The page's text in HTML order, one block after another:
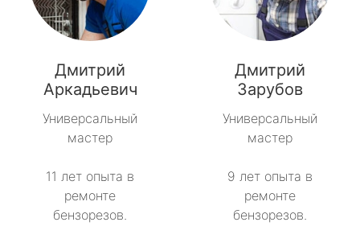
Дмитрий
Аркадьевич
Универсальный
мастер
11 лет опыта в
ремонте
бензорезов.
Дмитрий
Зарубов
Универсальный
мастер
9 лет опыта в
ремонте
бензорезов.